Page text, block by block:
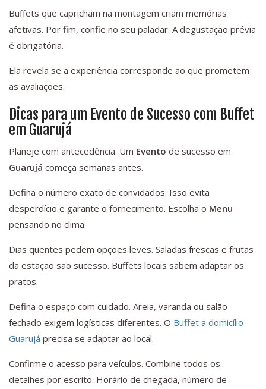
Buffets que capricham na montagem criam memórias
afetivas. Por fim, confie no seu paladar. A degustação prévia
é obrigatória.
Ela revela se a experiência corresponde ao que prometem
as avaliações.
Dicas para um Evento de Sucesso com Buffet
em Guarujá
Planeje com antecedência. Um Evento de sucesso em
Guarujá começa semanas antes.
Defina o número exato de convidados. Isso evita
desperdício e garante o fornecimento. Escolha o Menu
pensando no clima.
Dias quentes pedem opções leves. Saladas frescas e frutas
da estação são sucesso. Buffets locais sabem adaptar os
pratos.
Defina o espaço com cuidado. Areia, varanda ou salão
fechado exigem logísticas diferentes. O Buffet a domicílio
Guarujá precisa se adaptar ao local.
Confirme o acesso para veículos. Combine todos os
detalhes por escrito. Horário de chegada, número de